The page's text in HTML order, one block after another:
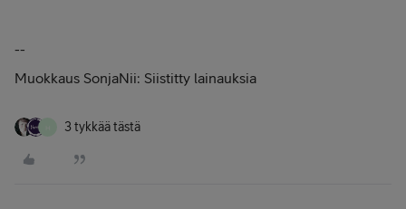
--
Muokkaus SonjaNii: Siistitty lainauksia
3 tykkää tästä